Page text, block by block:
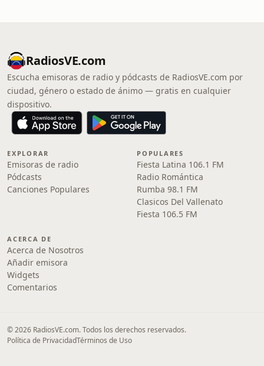
RadiosVE.com
Escucha emisoras de radio y pódcasts de RadiosVE.com por
ciudad, género o estado de ánimo — gratis en cualquier
dispositivo.
EXPLORAR
Emisoras de radio
Pódcasts
Canciones Populares
POPULARES
Fiesta Latina 106.1 FM
Radio Romántica
Rumba 98.1 FM
Clasicos Del Vallenato
Fiesta 106.5 FM
ACERCA DE
Acerca de Nosotros
Añadir emisora
Widgets
Comentarios
© 2026 RadiosVE.com. Todos los derechos reservados.
Política de PrivacidadTérminos de Uso